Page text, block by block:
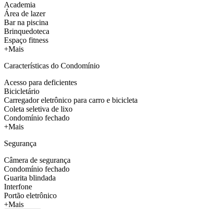
Academia
Área de lazer
Bar na piscina
Brinquedoteca
Espaço fitness
+Mais
Características do Condomínio
Acesso para deficientes
Bicicletário
Carregador eletrônico para carro e bicicleta
Coleta seletiva de lixo
Condomínio fechado
+Mais
Segurança
Câmera de segurança
Condomínio fechado
Guarita blindada
Interfone
Portão eletrônico
+Mais